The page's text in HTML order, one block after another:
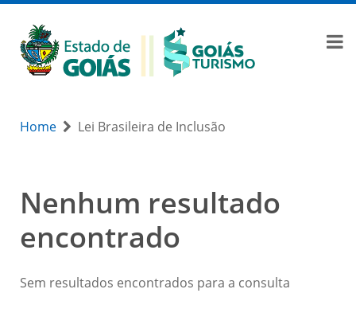
Home Lei Brasileira de Inclusão
Nenhum resultado
encontrado
Sem resultados encontrados para a consulta